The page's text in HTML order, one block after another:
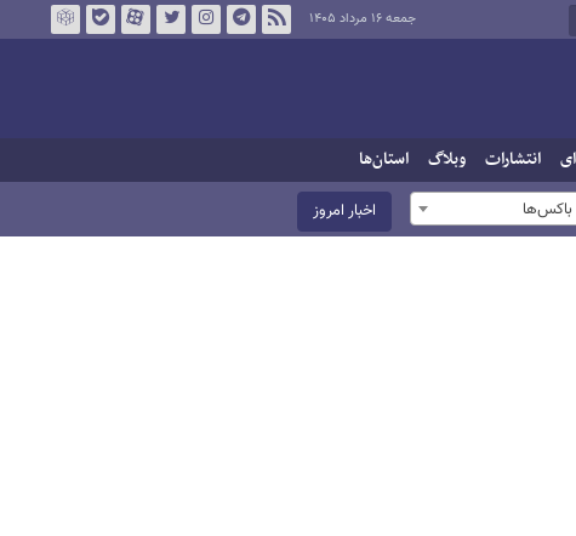
جمعه ۱۶ مرداد ۱۴۰۵
انتشارات وبلاگ استان‌ها
اخبار امروز